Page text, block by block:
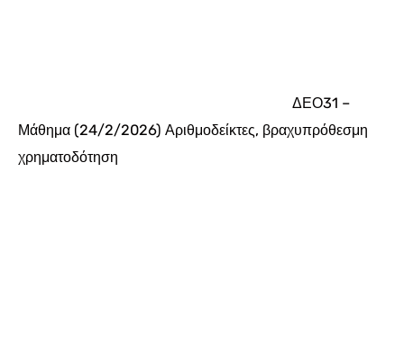
ΔΕΟ31 –
Μάθημα (24/2/2026) Αριθμοδείκτες, βραχυπρόθεσμη
χρηματοδότηση